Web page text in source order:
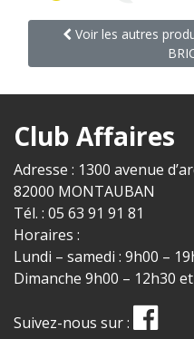
Voir les autres
Club Affaires
Adresse : 1300 avenue
82000 MONTAUBAN
Tél. : 05 63 91 91 81
Horaires :
Lundi – samedi : 9h00 –
Dimanche 9h00 – 12h30
Suivez-nous sur :